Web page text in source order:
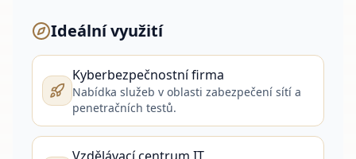
Ideální využití
Kyberbezpečnostní firma
Nabídka služeb v oblasti zabezpečení sítí a
penetračních testů.